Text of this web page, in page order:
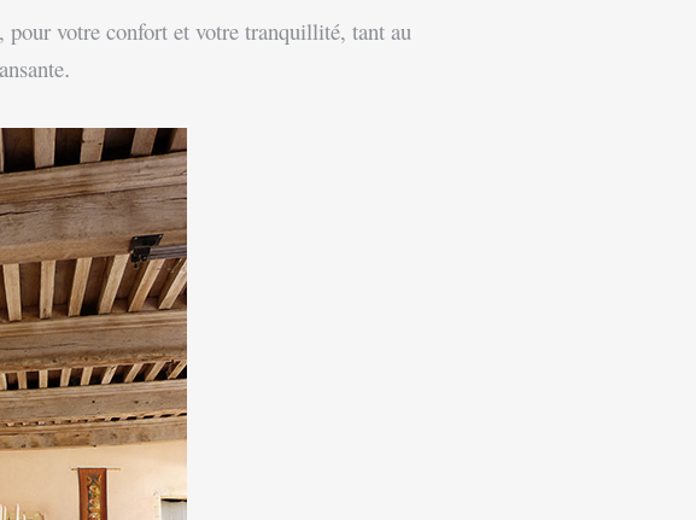
pour votre confort et votre tranquillité, tant au
.